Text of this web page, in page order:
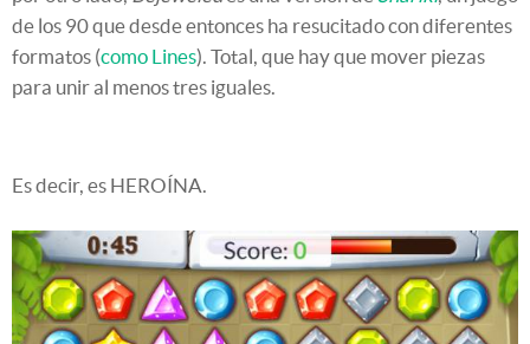
de los 90 que desde entonces ha resucitado con diferentes
formatos (como Lines). Total, que hay que mover piezas
para unir al menos tres iguales.
Es decir, es HEROÍNA.